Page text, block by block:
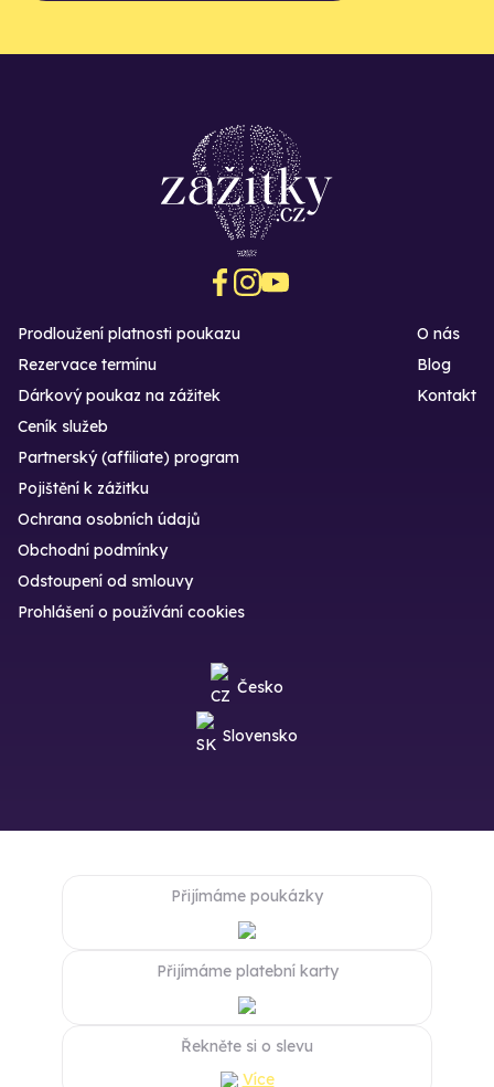
Prodloužení platnosti poukazu
Rezervace termínu
Dárkový poukaz na zážitek
O nás
Blog
Kontakt
Ceník služeb
Partnerský (affiliate) program
Pojištění k zážitku
Ochrana osobních údajů
Obchodní podmínky
Odstoupení od smlouvy
Prohlášení o používání cookies
Česko
Slovensko
Přijímáme poukázky
Přijímáme platební karty
Řekněte si o slevu
Více